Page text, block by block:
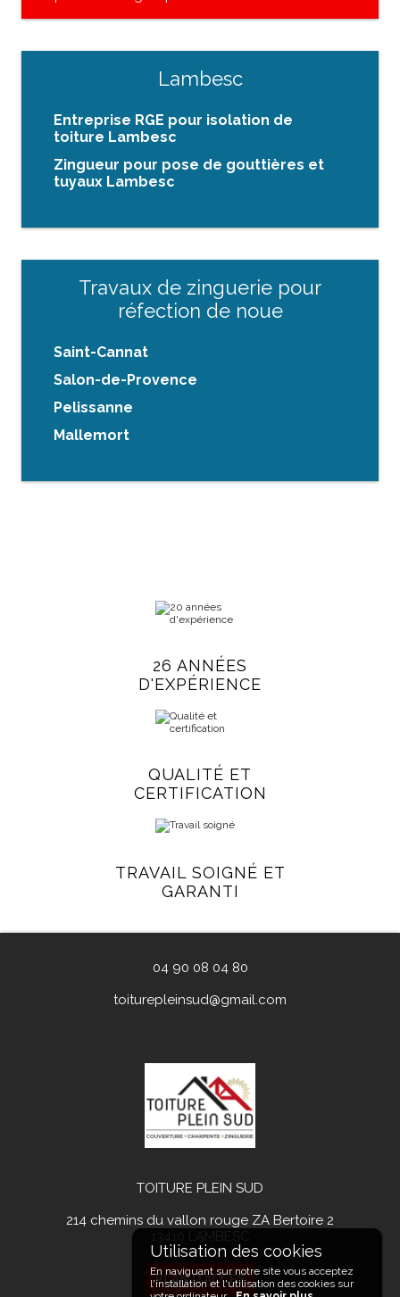
Lambesc
Entreprise RGE pour isolation de
toiture Lambesc
Zingueur pour pose de gouttières et
tuyaux Lambesc
Travaux de zinguerie pour
réfection de noue
Saint-Cannat
Salon-de-Provence
Pelissanne
Mallemort
26 ANNÉES
D'EXPÉRIENCE
QUALITÉ ET
CERTIFICATION
TRAVAIL SOIGNÉ ET
GARANTI
04 90 08 04 80
toiturepleinsud@gmail.com
TOITURE PLEIN SUD
214 chemins du vallon rouge ZA Bertoire 2
PLAN D'ACCÉS
En naviguant sur notre site vous acceptez
l'installation et l'utilisation des cookies sur